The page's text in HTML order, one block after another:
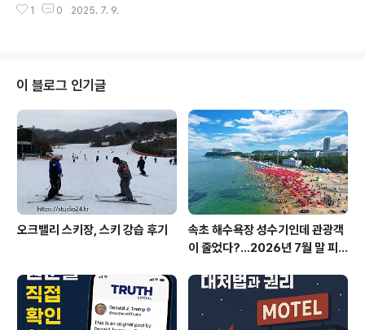
25년 현재, 국내외 주요 기업의 70% 이상이 ..
필수입니다. 이 글에서는 실제 합격률을 높이는 AI 활용법,
는 채용 시장과 부모의 역할최근 채용 시장은 AI 기술 도입
이 가속화되며 자기소개서와 면접 방식이 빠르게 변화하고
있습니다. 30-40대 학부모라면 자녀가 최신 트렌드에 맞
춰 준비할 수 있도록 지원하는 것이 중요합니다.AI 자기소
개서 첨삭 서비스는 기존의 단순 맞춤법 검사에서 벗어나,
지원 직무와..
1 0 2025. 7. 9.
이 블로그 인기글
오크밸리 스키장, 스키 강습 후기
속초 해수욕장 성수기인데 관광객
이 줄었다?…2026년 7월 말 피